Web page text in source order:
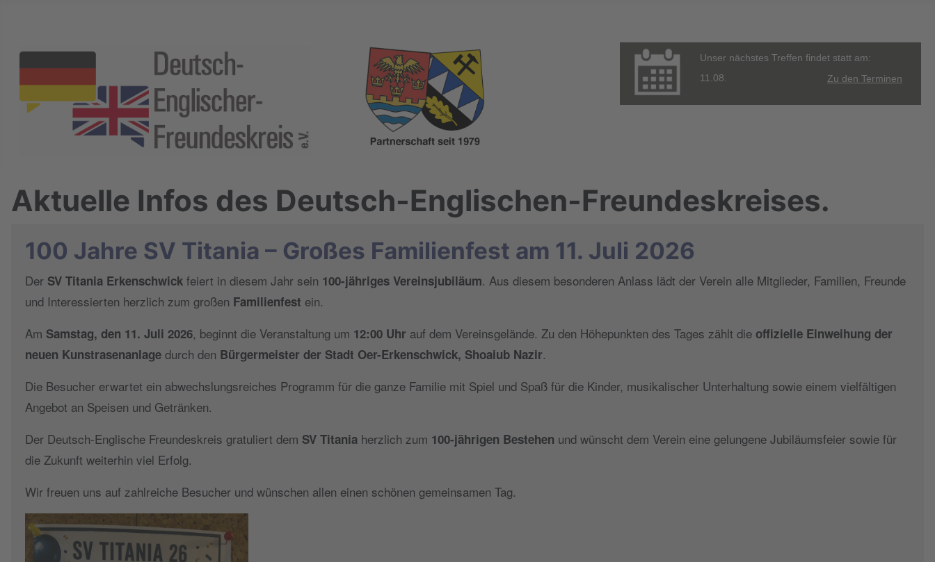
Unser nächstes Treffen findet statt am:
11.08.
Zu den Terminen
Aktuelle Infos des Deutsch-Englischen-Freundeskreises.
100 Jahre SV Titania – Großes Familienfest am 11. Juli 2026
Der SV Titania Erkenschwick feiert in diesem Jahr sein 100-jähriges Vereinsjubiläum. Aus diesem besonderen Anlass lädt der Verein alle Mitglieder, Familien, Freunde
und Interessierten herzlich zum großen Familienfest ein.
Am Samstag, den 11. Juli 2026, beginnt die Veranstaltung um 12:00 Uhr auf dem Vereinsgelände. Zu den Höhepunkten des Tages zählt die offizielle Einweihung der
neuen Kunstrasenanlage durch den Bürgermeister der Stadt Oer-Erkenschwick, Shoaiub Nazir.
Die Besucher erwartet ein abwechslungsreiches Programm für die ganze Familie mit Spiel und Spaß für die Kinder, musikalischer Unterhaltung sowie einem vielfältigen
Angebot an Speisen und Getränken.
Der Deutsch-Englische Freundeskreis gratuliert dem SV Titania herzlich zum 100-jährigen Bestehen und wünscht dem Verein eine gelungene Jubiläumsfeier sowie für
die Zukunft weiterhin viel Erfolg.
Wir freuen uns auf zahlreiche Besucher und wünschen allen einen schönen gemeinsamen Tag.